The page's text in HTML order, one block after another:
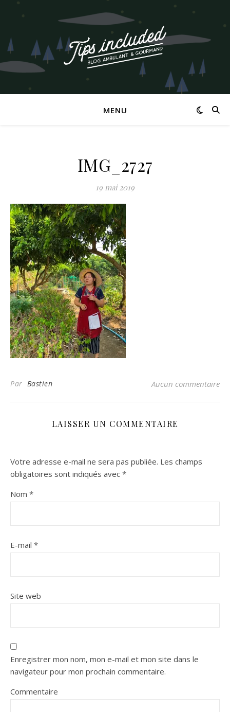
MENU
IMG_2727
19 mai 2019
Par Bastien Aucun commentaire
LAISSER UN COMMENTAIRE
Votre adresse e-mail ne sera pas publiée. Les champs
obligatoires sont indiqués avec *
Nom *
E-mail *
Site web
Enregistrer mon nom, mon e-mail et mon site dans le
navigateur pour mon prochain commentaire.
Commentaire